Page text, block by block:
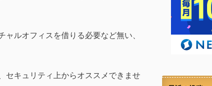
ルオフィスを借りる必要など無い、
セキュリティ上からオススメできませ